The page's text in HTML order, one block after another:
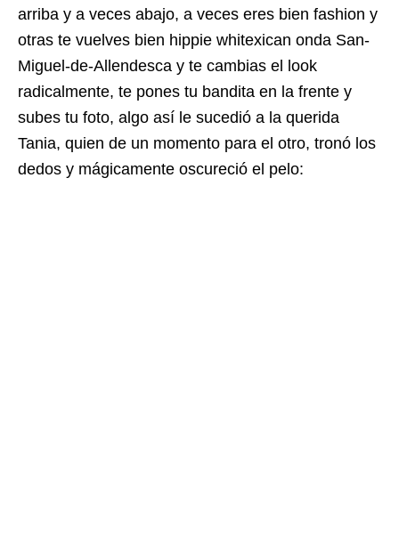
arriba y a veces abajo, a veces eres bien fashion y
otras te vuelves bien hippie whitexican onda San-
Miguel-de-Allendesca y te cambias el look
radicalmente, te pones tu bandita en la frente y
subes tu foto, algo así le sucedió a la querida
Tania, quien de un momento para el otro, tronó los
dedos y mágicamente oscureció el pelo: